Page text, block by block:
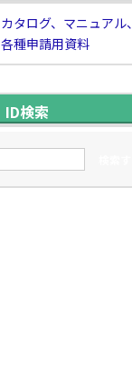
カタログ、マニュアル、
各種申請用資料
ID検索